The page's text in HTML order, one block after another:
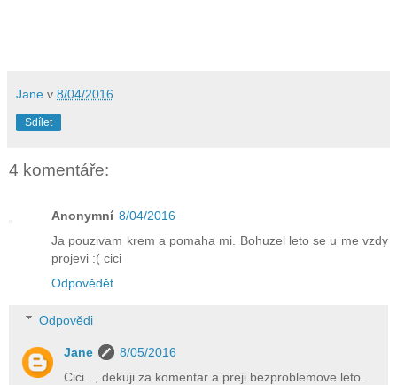
Jane v 8/04/2016
Sdílet
4 komentáře:
Anonymní 8/04/2016
Ja pouzivam krem a pomaha mi. Bohuzel leto se u me vzdy
projevi :( cici
Odpovědět
Odpovědi
Jane
8/05/2016
Cici..., dekuji za komentar a preji bezproblemove leto.